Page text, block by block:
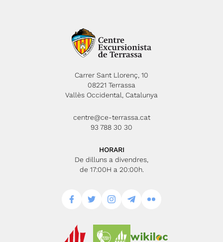
Carrer Sant Llorenç, 10
08221 Terrassa
Vallès Occidental, Catalunya
centre@ce-terrassa.cat
93 788 30 30
HORARI
De dilluns a divendres,
de 17:00H a 20:00h.